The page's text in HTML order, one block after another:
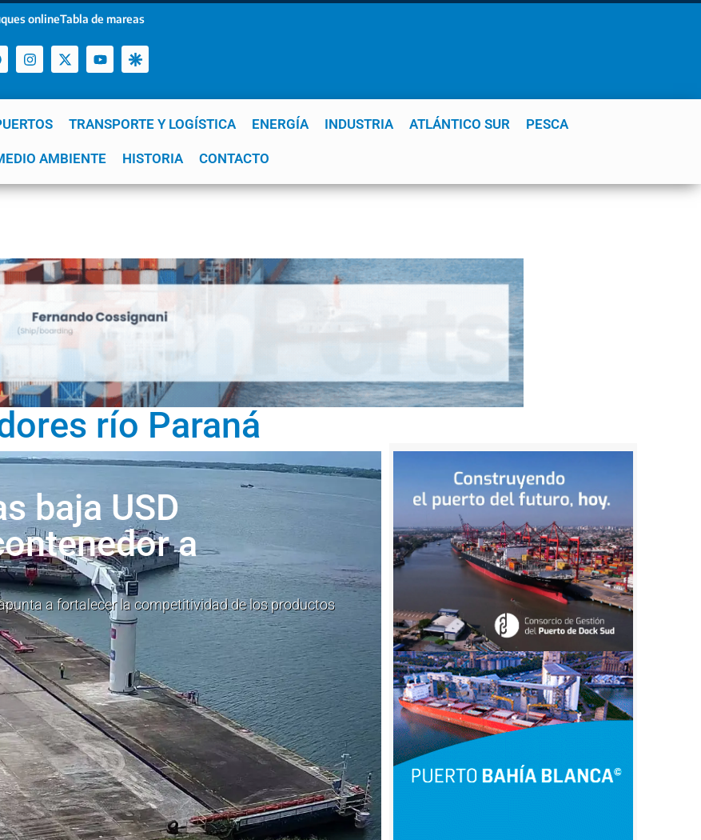
onlineTabla de mareas
TRANSPORTE Y LOGÍSTICA ENERGÍA INDUSTRIA ATLÁNTICO SUR PESCA
AMBIENTE HISTORIA CONTACTO
YPF GNL Mar del Plata Patagonia Quequén
río Paraná
baja USD
a
a fortalecer la competitividad de los productos